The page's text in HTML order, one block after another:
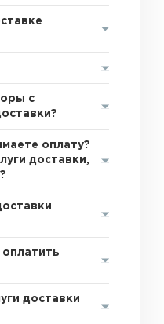
с
оплату?
доставки,
доставки